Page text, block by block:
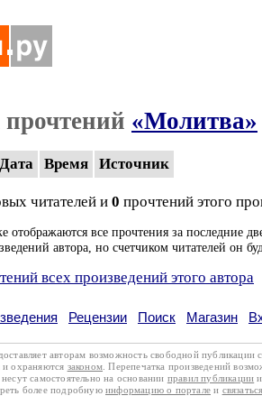
«Молитва»
Дата Время Источник
читателей и 0 прочтений этого
отображаются все прочтения за последние
автора, но счетчиком читателей он
всех произведений этого автора
Рецензии Поиск Магазин
авторам возможность свободной
и охраняются законом . Перепечатка произведений
самостоятельно на основании правил публикации и
более подробную информацию о портале и